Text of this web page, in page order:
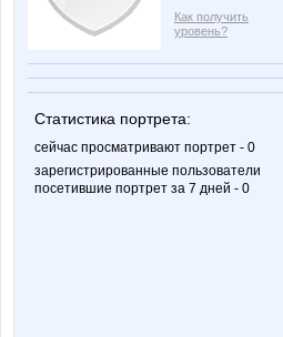
Как получить
уровень?
Статистика портрета:
сейчас просматривают портрет - 0
зарегистрированные пользователи
посетившие портрет за 7 дней - 0